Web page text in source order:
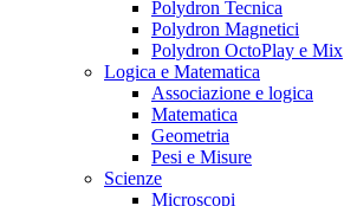
Polydron Tecnica
Polydron Magnetici
Polydron OctoPlay e Mix
Logica e Matematica
Associazione e logica
Matematica
Geometria
Pesi e Misure
Scienze
Microscopi